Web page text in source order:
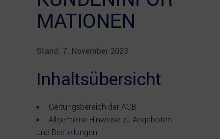
MATIONEN
Stand: 7. November 2023
Inhaltsübersicht
Geltungsbereich der AGB
Allgemeine Hinweise zu Angeboten
und Bestellungen